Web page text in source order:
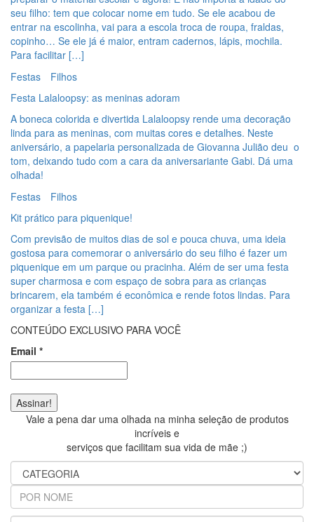
seu filho: tem que colocar nome em tudo. Se ele acabou de
entrar na escolinha, vai para a escola troca de roupa, fraldas,
copinho… Se ele já é maior, entram cadernos, lápis, mochila.
Para facilitar […]
Festas
Filhos
Festa Lalaloopsy: as meninas adoram
A boneca colorida e divertida Lalaloopsy rende uma decoração
linda para as meninas, com muitas cores e detalhes. Neste
aniversário, a papelaria personalizada de Giovanna Julião deu o
tom, deixando tudo com a cara da aniversariante Gabi. Dá uma
olhada!
Festas
Filhos
Kit prático para piquenique!
Com previsão de muitos dias de sol e pouca chuva, uma ideia
gostosa para comemorar o aniversário do seu filho é fazer um
piquenique em um parque ou pracinha. Além de ser uma festa
super charmosa e com espaço de sobra para as crianças
brincarem, ela também é econômica e rende fotos lindas. Para
organizar a festa […]
CONTEÚDO EXCLUSIVO PARA VOCÊ
Email *
Vale a pena dar uma olhada na minha seleção de produtos
incríveis e
serviços que facilitam sua vida de mãe ;)